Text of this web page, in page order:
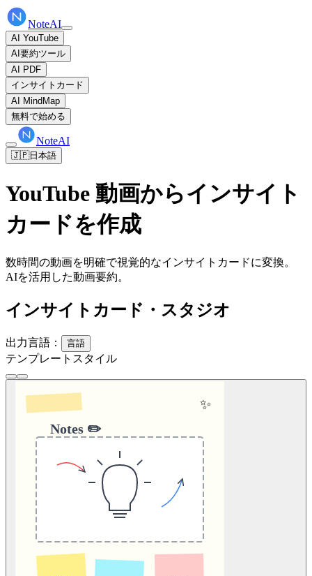
NoteAI
AI YouTube
AI要約ツール
AI PDF
インサイトカード
AI MindMap
無料で始める
NoteAI
🇯🇵日本語
YouTube 動画からインサイト
カードを作成
数時間の動画を明確で視覚的なインサイトカードに変換。
AIを活用した動画要約。
インサイトカード・スタジオ
出力言語： 言語
テンプレートスタイル